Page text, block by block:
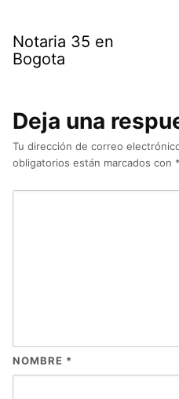
Notaria 35 en
Bogota
Deja una
Tu dirección de correo
obligatorios están marcados con *
NOMBRE *